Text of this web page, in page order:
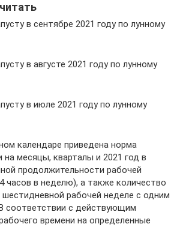
в сентябре 2021 году по лунному
в августе 2021 году по лунному
в июле 2021 году по лунному
календаре приведена норма
на месяцы, кварталы и 2021 год в
продолжительности рабочей
часов в неделю), а также количество
шестидневной рабочей неделе с одним
соответствии с действующим
времени на определенные